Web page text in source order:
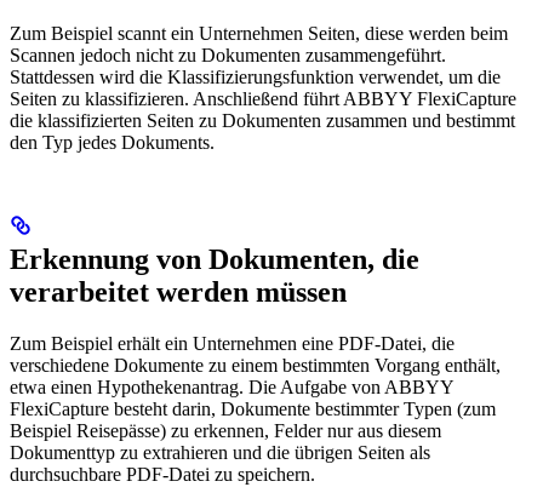
Zum Beispiel scannt ein Unternehmen Seiten, diese werden beim
Scannen jedoch nicht zu Dokumenten zusammengeführt.
Stattdessen wird die Klassifizierungsfunktion verwendet, um die
Seiten zu klassifizieren. Anschließend führt ABBYY FlexiCapture
die klassifizierten Seiten zu Dokumenten zusammen und bestimmt
den Typ jedes Dokuments.
Erkennung von Dokumenten, die
verarbeitet werden müssen
Zum Beispiel erhält ein Unternehmen eine PDF-Datei, die
verschiedene Dokumente zu einem bestimmten Vorgang enthält,
etwa einen Hypothekenantrag. Die Aufgabe von ABBYY
FlexiCapture besteht darin, Dokumente bestimmter Typen (zum
Beispiel Reisepässe) zu erkennen, Felder nur aus diesem
Dokumenttyp zu extrahieren und die übrigen Seiten als
durchsuchbare PDF-Datei zu speichern.